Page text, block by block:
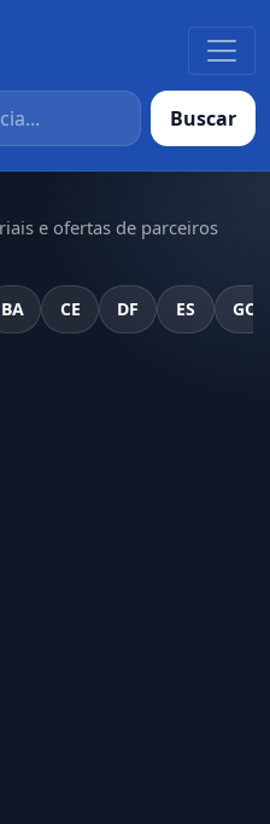
Buscar
e ofertas de parceiros
BA CE DF ES GO